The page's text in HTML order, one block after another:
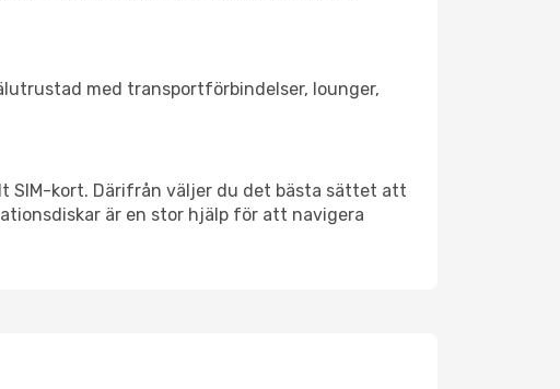
med transportförbindelser, lounger,
SIM-kort. Därifrån väljer du det bästa sättet att
är en stor hjälp för att navigera